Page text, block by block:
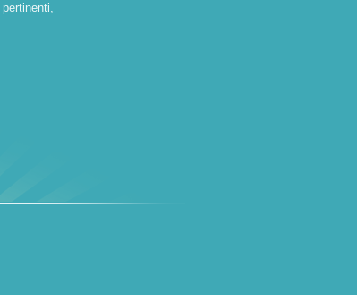
pertinenti,